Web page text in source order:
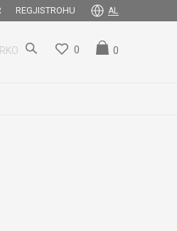
REGJISTROHU AL
0
0